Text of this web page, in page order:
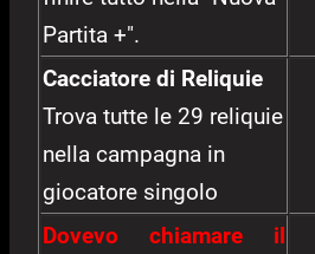
Partita +".
Cacciatore di Reliquie
Trova tutte le 29 reliquie
nella campagna in
giocatore singolo
Dovevo chiamare il